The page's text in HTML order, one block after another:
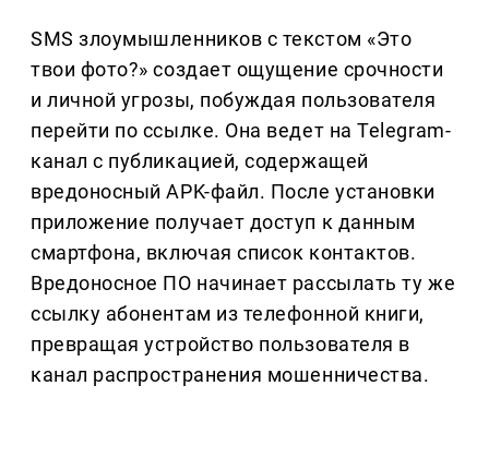
SMS злоумышленников с текстом «Это
твои фото?» создает ощущение срочности
и личной угрозы, побуждая пользователя
перейти по ссылке. Она ведет на Telegram-
канал с публикацией, содержащей
вредоносный APK-файл. После установки
приложение получает доступ к данным
смартфона, включая список контактов.
Вредоносное ПО начинает рассылать ту же
ссылку абонентам из телефонной книги,
превращая устройство пользователя в
канал распространения мошенничества.